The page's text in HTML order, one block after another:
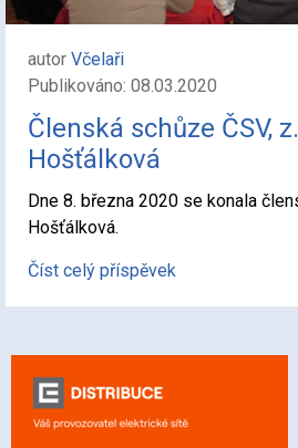
autor Včelaři
Publikováno: 08.03.2020
Členská schůze ČSV,
Hošťálková
Dne 8. března 2020 se konala
Hošťálková.
Číst celý příspěvek